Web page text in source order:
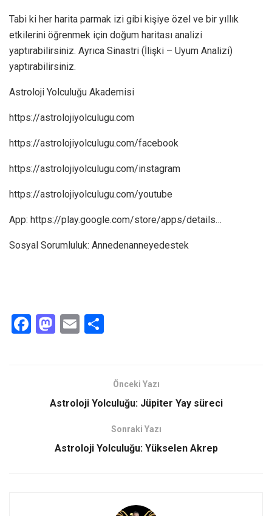
Tabi ki her harita parmak izi gibi kişiye özel ve bir yıllık
etkilerini öğrenmek için doğum haritası analizi
yaptırabilirsiniz. Ayrıca Sinastri (İlişki – Uyum Analizi)
yaptırabilirsiniz.
Astroloji Yolculuğu Akademisi
https://astrolojiyolculugu.com
https://astrolojiyolculugu.com/facebook
https://astrolojiyolculugu.com/instagram
https://astrolojiyolculugu.com/youtube
App: https://play.google.com/store/apps/details…
Sosyal Sorumluluk: Annedenanneyedestek
F
M
d
n
E
Önceki Yazı
Astroloji Yolculuğu: Jüpiter Yay süreci
Sonraki Yazı
Astroloji Yolculuğu: Yükselen Akrep